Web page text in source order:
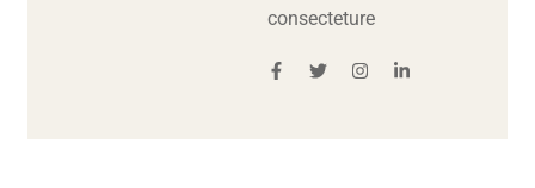
consecteture